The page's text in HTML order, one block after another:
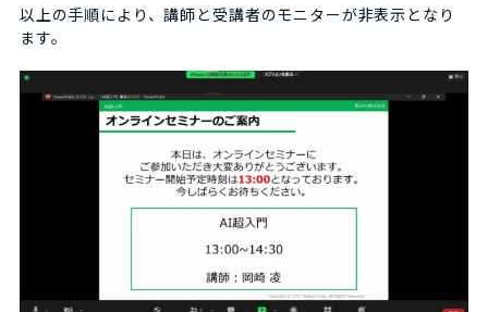
以上の手順により、講師と受講者のモニターが非表示となり
ます。